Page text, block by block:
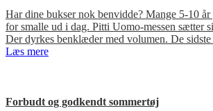
Har dine bukser nok benvidde? Mange 5-10 år
for smalle ud i dag. Pitti Uomo-messen sætter
Der dyrkes benklæder med volumen. De
Læs mere
Forbudt og godkendt sommertøj